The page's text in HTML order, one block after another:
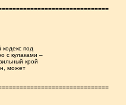
под
с кулаками –
крой
может